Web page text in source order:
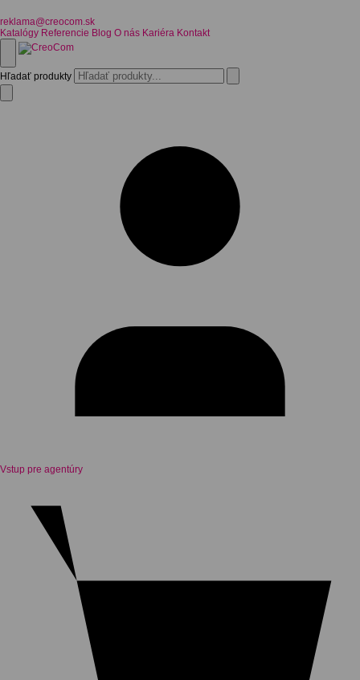
reklama@creocom.sk
Katalógy Referencie Blog O nás Kariéra Kontakt
Hľadať produkty
Vstup pre agentúry